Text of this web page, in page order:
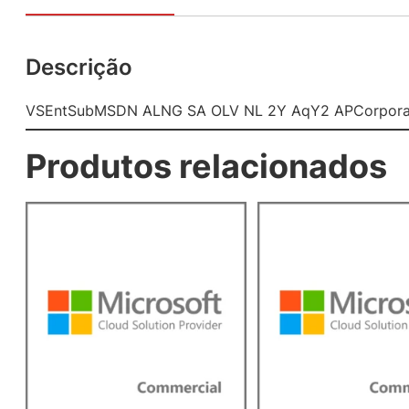
Descrição
VSEntSubMSDN ALNG SA OLV NL 2Y AqY2
Produtos relacionados